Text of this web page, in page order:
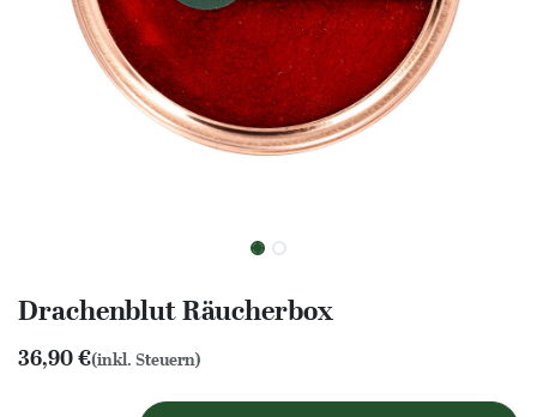
Drachenblut Räucherbox
36,90€(inkl. Steuern)